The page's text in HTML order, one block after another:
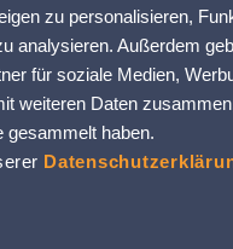
zu personalisieren,
analysieren. Außerdem
für soziale Medien,
weiteren Daten
gesammelt haben.